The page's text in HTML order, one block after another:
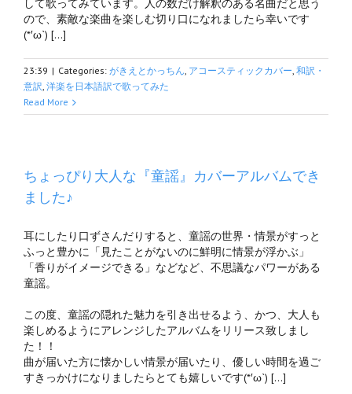
して歌ってみています。人の数だけ解釈のある名曲だと思う
ので、素敵な楽曲を楽しむ切り口になれましたら幸いです
(*′ω`) […]
23:39 | Categories: がきえとかっちん, アコースティックカバー, 和訳・
意訳, 洋楽を日本語訳で歌ってみた
Read More
ちょっぴり大人な『童謡』カバーアルバムでき
ました♪
耳にしたり口ずさんだりすると、童謡の世界・情景がすっと
ふっと豊かに「見たことがないのに鮮明に情景が浮かぶ」
「香りがイメージできる」などなど、不思議なパワーがある
童謡。
この度、童謡の隠れた魅力を引き出せるよう、かつ、大人も
楽しめるようにアレンジしたアルバムをリリース致しまし
た！！
曲が届いた方に懐かしい情景が届いたり、優しい時間を過ご
すきっかけになりましたらとても嬉しいです(*′ω`) […]